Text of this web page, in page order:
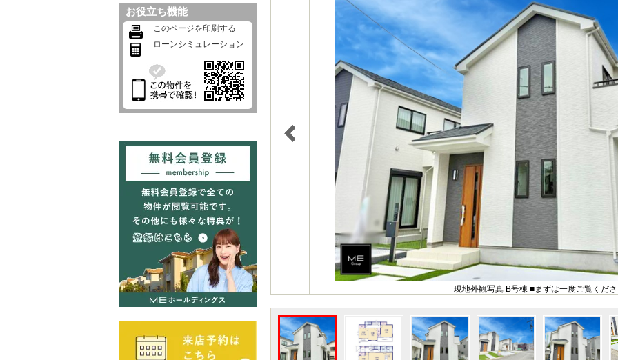
現地外観写真 B号棟 ■まずは一度ご覧くだ
お役立ち機能
このページを印刷する
ローンシミュレーション